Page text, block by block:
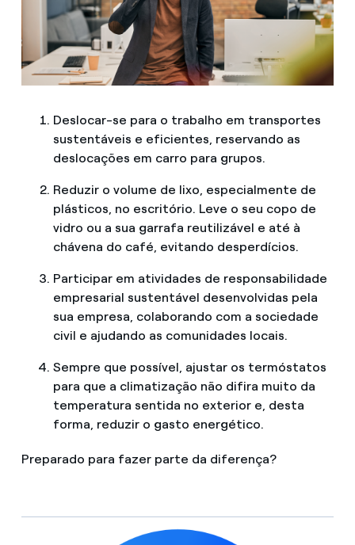
Deslocar-se para o trabalho em transportes
sustentáveis e eficientes, reservando as
deslocações em carro para grupos.
Reduzir o volume de lixo, especialmente de
plásticos, no escritório. Leve o seu copo de
vidro ou a sua garrafa reutilizável e até à
chávena do café, evitando desperdícios.
Participar em atividades de responsabilidade
empresarial sustentável desenvolvidas pela
sua empresa, colaborando com a sociedade
civil e ajudando as comunidades locais.
Sempre que possível, ajustar os termóstatos
para que a climatização não difira muito da
temperatura sentida no exterior e, desta
forma, reduzir o gasto energético.
Preparado para fazer parte da diferença?